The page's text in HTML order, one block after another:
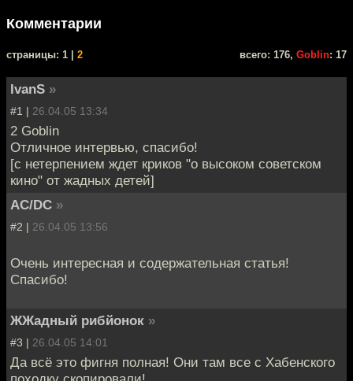
Комментарии
cтраницы: 1 | 2 всего: 176, Goblin: 17
IvanS »
#1 | 26.04.05 13:34
2 Goblin
Отличное интервью, спасибо!
[с нетерпением ждет криков "о высоком советском
кино" от жадных детей]
AC/DC »
#2 | 26.04.05 13:56
Очень интересная и содержательная статья!
Спасибо!
ЖЖадный рибйонок »
#3 | 26.04.05 14:01
Да всё это фигня полная! Они там все с Хабенского